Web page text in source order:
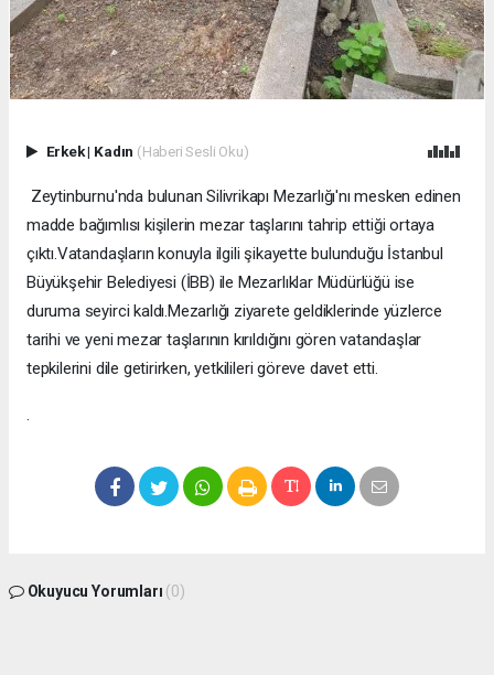
Erkek| Kadın (Haberi Sesli Oku)
Zeytinburnu'nda bulunan Silivrikapı Mezarlığı'nı mesken edinen
madde bağımlısı kişilerin mezar taşlarını tahrip ettiği ortaya
çıktı.Vatandaşların konuyla ilgili şikayette bulunduğu İstanbul
Büyükşehir Belediyesi (İBB) ile Mezarlıklar Müdürlüğü ise
duruma seyirci kaldı.Mezarlığı ziyarete geldiklerinde yüzlerce
tarihi ve yeni mezar taşlarının kırıldığını gören vatandaşlar
tepkilerini dile getirirken, yetkilileri göreve davet etti.
.
Okuyucu Yorumları (0)